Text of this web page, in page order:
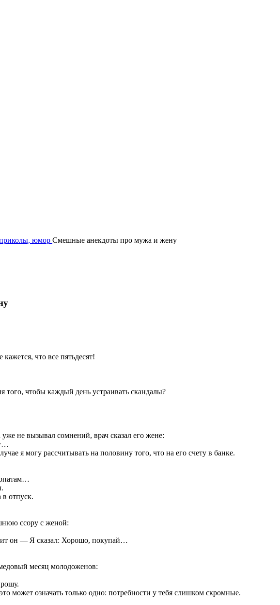
юмор Смешные анекдоты про мужа и жену
что все пятьдесят!
чтобы каждый день устраивать скандалы?
не вызывал сомнений, врач сказал его жене:
я могу рассчитывать на половину того, что на его счету в банке.
отпуск.
ссору с женой:
он — Я сказал: Хорошо, покупай…
месяц молодоженов:
может означать только одно: потребности у тебя слишком скромные.